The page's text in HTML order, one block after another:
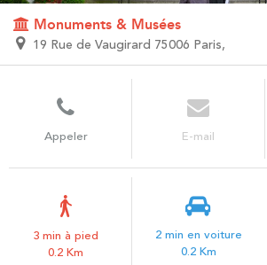
Monuments & Musées
19 Rue de Vaugirard 75006 Paris,
Appeler E-mail
3 min à pied
0.2 Km
2 min en voiture
0.2 Km